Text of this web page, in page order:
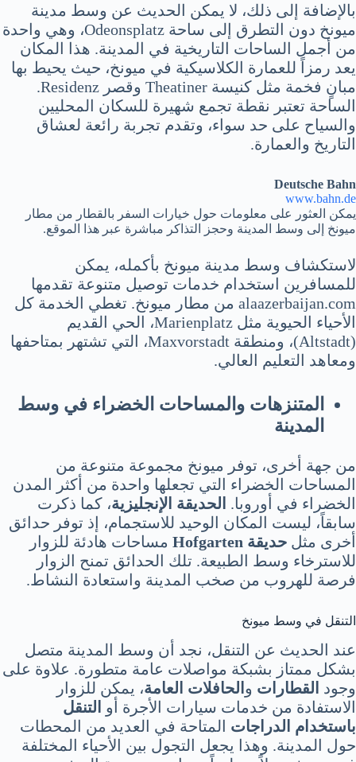
بالإضافة إلى ذلك، لا يمكن الحديث عن وسط مدينة
ميونخ دون التطرق إلى ساحة Odeonsplatz، وهي واحدة
من أجمل الساحات التاريخية في المدينة. هذا المكان
يعد رمزاً للعمارة الكلاسيكية في ميونخ، حيث يحيط بها
مبانٍ فخمة مثل كنيسة Theatiner وقصر Residenz.
الساحة تعتبر نقطة تجمع شهيرة للسكان المحليين
والسياح على حد سواء، وتقدم تجربة رائعة لعشاق
التاريخ والعمارة.
Deutsche Bahn
www.bahn.de
يمكن العثور على معلومات حول خيارات السفر بالقطار من مطار
ميونخ إلى وسط المدينة وحجز التذاكر مباشرة عبر هذا الموقع.
لاستكشاف وسط مدينة ميونخ بأكمله، يمكن
للمسافرين استخدام خدمات توصيل متنوعة تقدمها
alaazerbaijan.com من مطار ميونخ. تغطي الخدمة كل
الأحياء الحيوية مثل Marienplatz، الحي القديم
(Altstadt)، ومنطقة Maxvorstadt، التي تشتهر بمتاحفها
ومعاهد التعليم العالي.
المتنزهات والمساحات الخضراء في وسط
المدينة
من جهة أخرى، توفر ميونخ مجموعة متنوعة من
المساحات الخضراء التي تجعلها واحدة من أكثر المدن
الخضراء في أوروبا. الحديقة الإنجليزية، كما ذكرت
سابقاً، ليست المكان الوحيد للاستجمام، إذ توفر حدائق
أخرى مثل حديقة Hofgarten
مساحات هادئة للزوار
للاسترخاء وسط الطبيعة. تلك الحدائق تمنح الزوار
فرصة للهروب من صخب المدينة واستعادة النشاط.
التنقل في وسط ميونخ
عند الحديث عن التنقل، نجد أن وسط المدينة متصل
بشكل ممتاز بشبكة مواصلات عامة متطورة. علاوة على
وجود القطارات و الحافلات العامة، يمكن للزوار
الاستفادة من خدمات سيارات الأجرة أو التنقل
باستخدام الدراجات المتاحة في العديد من المحطات
حول المدينة. وهذا يجعل التجول بين الأحياء المختلفة